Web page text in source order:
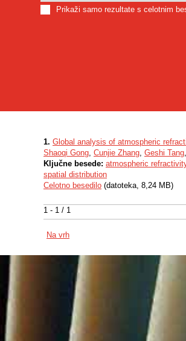
Prikaži samo rezultate s celotnim
1 - 1 / 1
1. Global analysis of atmospheric
Shaoqi Gong, Cunjie Zhang, Geshi Tang
Ključne besede: atmospheric
spatial distribution
Celotno besedilo (datoteka, 8,24 MB)
Na vrh